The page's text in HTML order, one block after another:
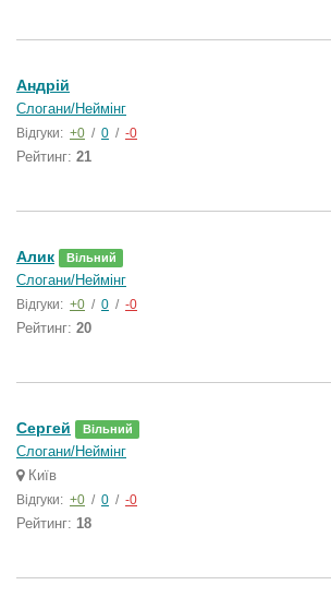
Андрій
Слогани/Неймінг
Відгуки: +0 / 0 / -0
Рейтинг: 21
Алик Вільний
Слогани/Неймінг
Відгуки: +0 / 0 / -0
Рейтинг: 20
Сергей Вільний
Слогани/Неймінг
Київ
Відгуки: +0 / 0 / -0
Рейтинг: 18